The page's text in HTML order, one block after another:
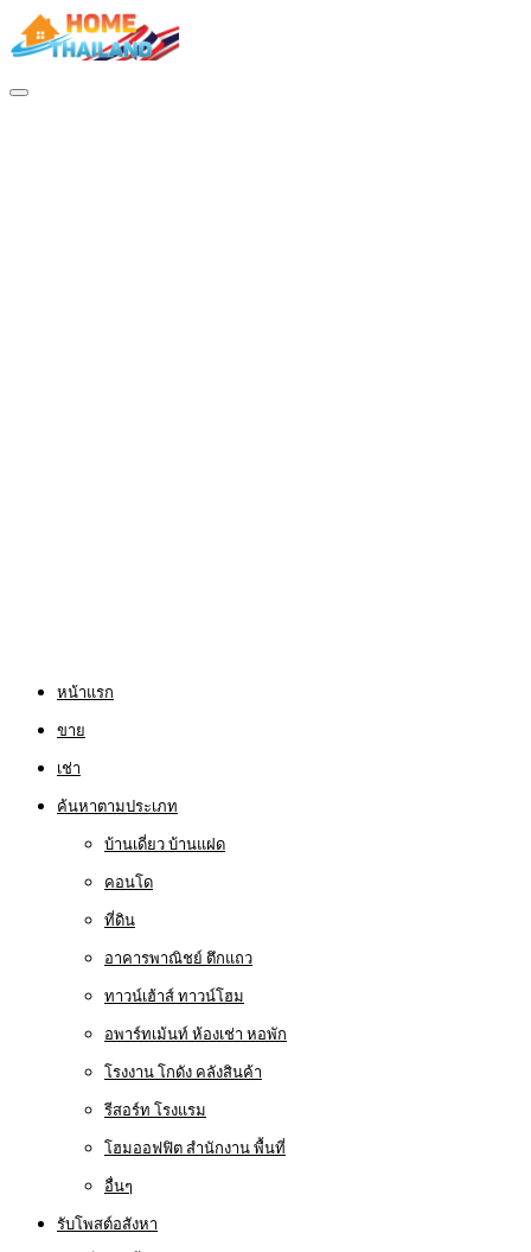
หน้าแรก
ขาย
เช่า
ค้นหาตามประเภท
บ้านเดี่ยว บ้านแฝด
คอนโด
ที่ดิน
อาคารพาณิชย์ ตึกแถว
ทาวน์เฮ้าส์ ทาวน์โฮม
อพาร์ทเม้นท์ ห้องเช่า หอพัก
โรงงาน โกดัง คลังสินค้า
รีสอร์ท โรงแรม
โฮมออฟฟิต สำนักงาน พื้นที่
อื่นๆ
รับโพสต์อสังหา